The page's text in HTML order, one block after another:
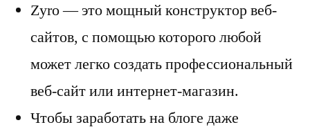
Zyro — это мощный конструктор веб-
сайтов, с помощью которого любой
может легко создать профессиональный
веб-сайт или интернет-магазин.
Чтобы заработать на блоге даже